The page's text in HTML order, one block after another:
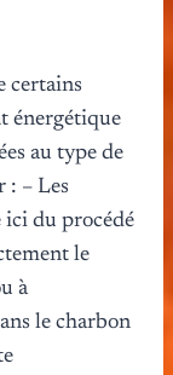
certains
énergétique
au type de
: – Les
du procédé
le
à
le charbon